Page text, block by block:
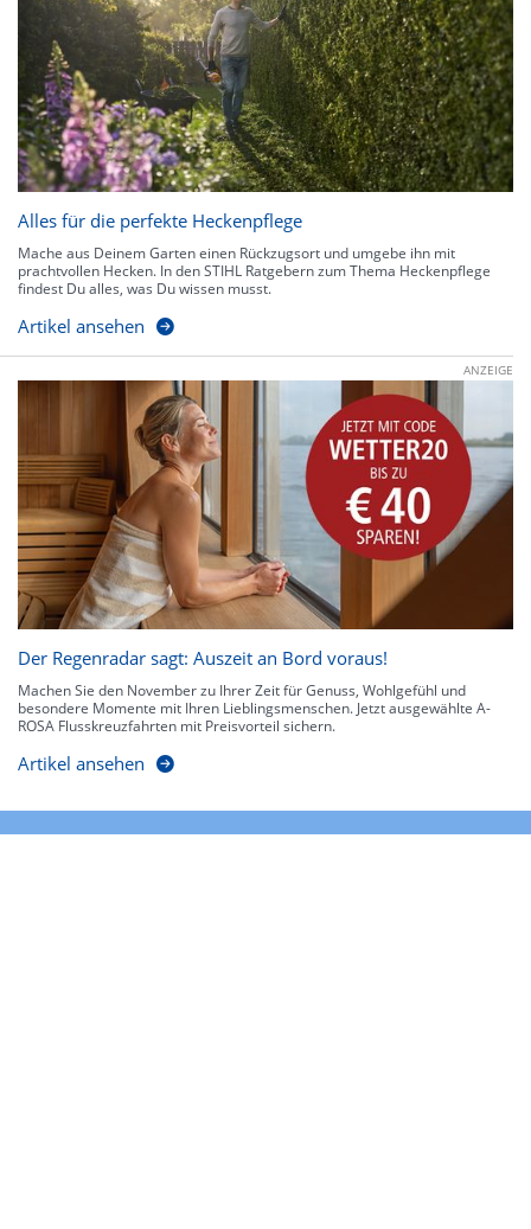
Alles für die perfekte Heckenpflege
Mache aus Deinem Garten einen Rückzugsort und umgebe ihn mit
prachtvollen Hecken. In den STIHL Ratgebern zum Thema Heckenpflege
findest Du alles, was Du wissen musst.
Artikel ansehen
ANZEIGE
Der Regenradar sagt: Auszeit an Bord voraus!
Machen Sie den November zu Ihrer Zeit für Genuss, Wohlgefühl und
besondere Momente mit Ihren Lieblingsmenschen. Jetzt ausgewählte A-
ROSA Flusskreuzfahrten mit Preisvorteil sichern.
Artikel ansehen